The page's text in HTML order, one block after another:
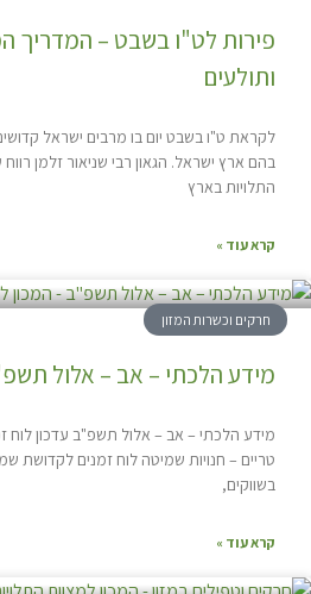
פירות לט"ו בשבט – המדריך
ותולעים
לקראת ט"ו בשבט יום בו מרבים ישראל
בהם ארץ ישראל. הגאון רבי שניאור זלמן
התלויות בארץ
קרא עוד »
חרקים וכשרות המזון
מידע הלכתי – אב – אלול
מידע הלכתי – אב – אלול תשפ"ב עדכון לוח
טריים – חנויות שמיטה לוח זמנים לקדושת
בשווקים,
קרא עוד »